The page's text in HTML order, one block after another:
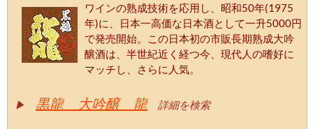
ワインの熟成技術を応用し、昭和50年(1975
年)に、日本一高価な日本酒として一升5000円
で発売開始。この日本初の市販長期熟成大吟
醸酒は、半世紀近く経つ今、現代人の嗜好に
マッチし、さらに人気。
▶ 黒龍 大吟醸 龍詳細を検索